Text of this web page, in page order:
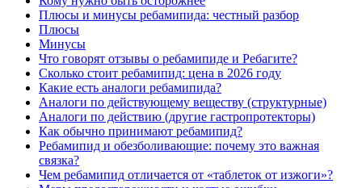
Плюсы и минусы ребамипида: честный разбор
Плюсы
Минусы
Что говорят отзывы о ребамипиде и Ребагите?
Сколько стоит ребамипид: цена в 2026 году
Какие есть аналоги ребамипида?
Аналоги по действующему веществу (структурные)
Аналоги по действию (другие гастропротекторы)
Как обычно принимают ребамипид?
Ребамипид и обезболивающие: почему это важная
связка?
Чем ребамипид отличается от «таблеток от изжоги»?